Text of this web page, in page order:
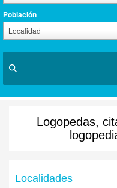
Población
Localidad
Logopedas,
Localidades